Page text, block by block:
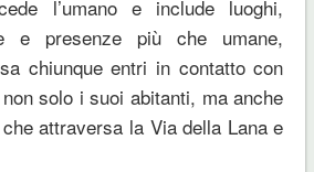
l’umano e include luoghi,
e presenze più che umane,
chiunque entri in contatto con
solo i suoi abitanti, ma anche
attraversa la Via della Lana e